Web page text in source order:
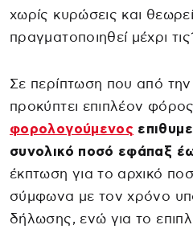
χωρίς κυρώσεις και
πραγματοποιηθεί μέχρι
Σε περίπτωση που από την
προκύπτει επιπλέον
φορολογούμενος
συνολικό ποσό εφάπαξ
έκπτωση για το αρχικό
σύμφωνα με τον χρόνο
δήλωσης, ενώ για το